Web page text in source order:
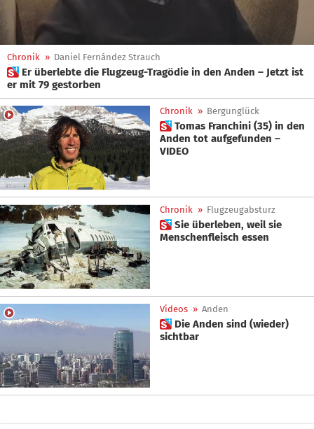
Chronik » Daniel Fernández Strauch
 Er überlebte die Flugzeug-Tragödie in den Anden – Jetzt ist
er mit 79 gestorben
Chronik » Bergunglück
 Tomas Franchini (35) in den
Anden tot aufgefunden –
VIDEO
Chronik » Flugzeugabsturz
 Sie überleben, weil sie
Menschenfleisch essen
Videos » Anden
 Die Anden sind (wieder)
sichtbar